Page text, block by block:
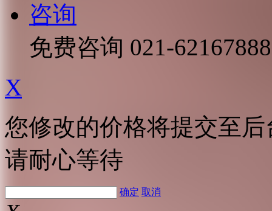
咨询
免费咨询 021-62167888
X
您修改的价格将提交至
请耐心等待
确定 取消